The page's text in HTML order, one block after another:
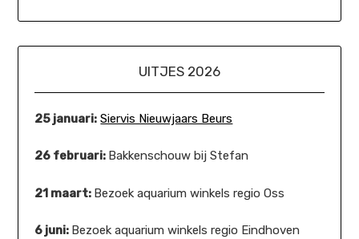
UITJES 2026
25 januari: Siervis Nieuwjaars Beurs
26 februari: Bakkenschouw bij Stefan
21 maart: Bezoek aquarium winkels regio Oss
6 juni: Bezoek aquarium winkels regio Eindhoven